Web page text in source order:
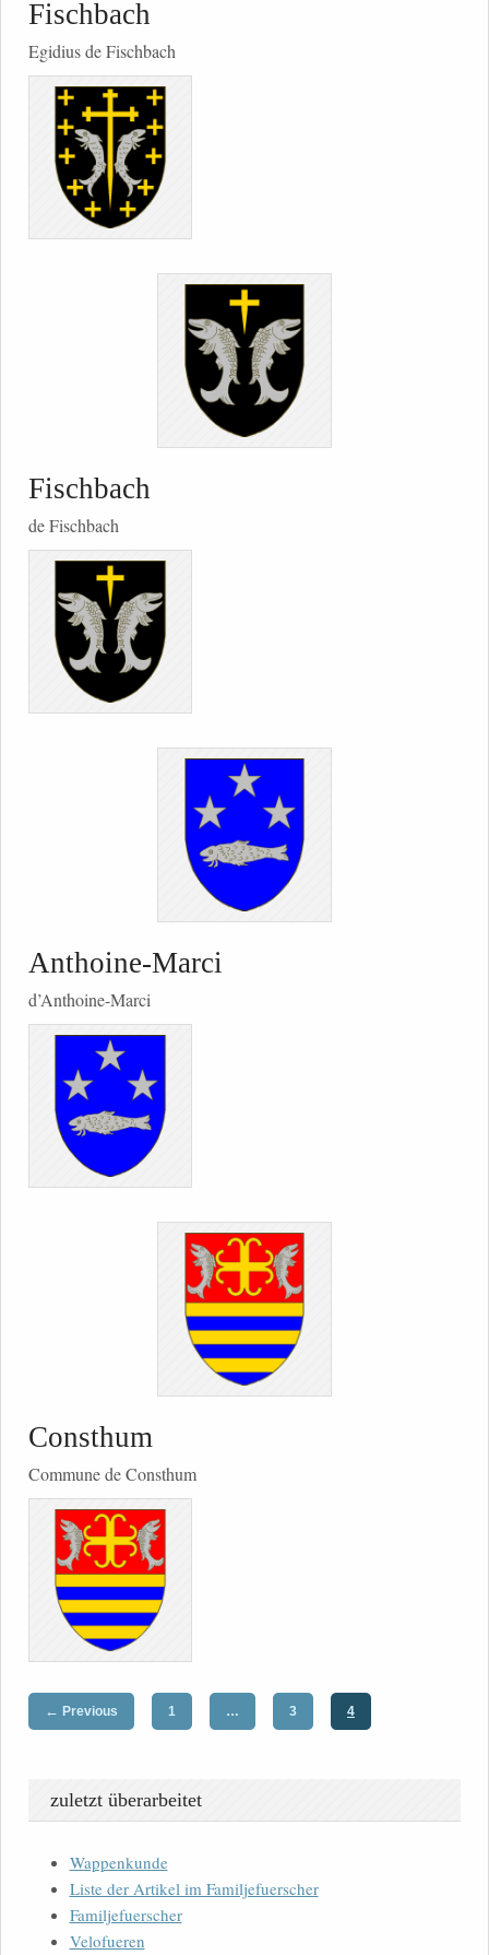
Fischbach
Egidius de Fischbach
Fischbach
de Fischbach
Anthoine-Marci
d’Anthoine-Marci
Consthum
Commune de Consthum
← Previous 1 … 3 4
zuletzt überarbeitet
Wappenkunde
Liste der Artikel im Familjefuerscher
Familjefuerscher
Velofueren